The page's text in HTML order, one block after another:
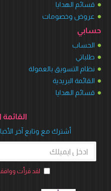
قسائم الهدايا
عروض وخصومات
حسابي
الحساب
طلباتي
نظام التسويق بالعمولة
القائمة البريدية
قسائم الهدايا
القائمة
أشترك مع وتابع آخر
لقد قرأت